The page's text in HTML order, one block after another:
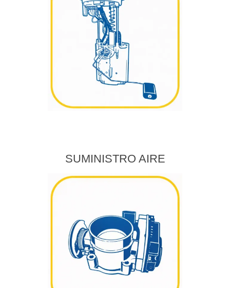
SUMINISTRO AIRE